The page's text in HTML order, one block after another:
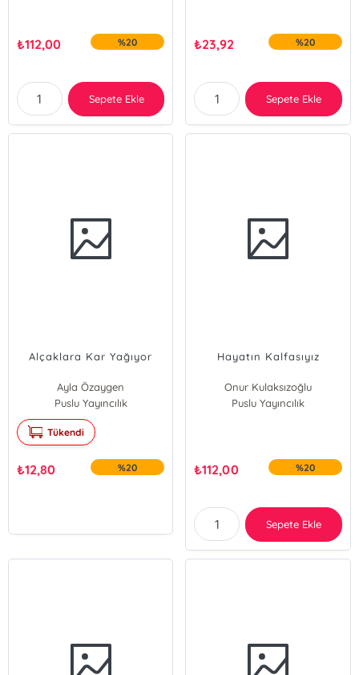
₺112,00 %20
Sepete Ekle
₺23,92 %20
Sepete Ekle
Alçaklara Kar Yağıyor
Ayla Özaygen
Puslu Yayıncılık
Tükendi
₺12,80 %20
Hayatın Kalfasıyız
Onur Kulaksızoğlu
Puslu Yayıncılık
₺112,00 %20
Sepete Ekle